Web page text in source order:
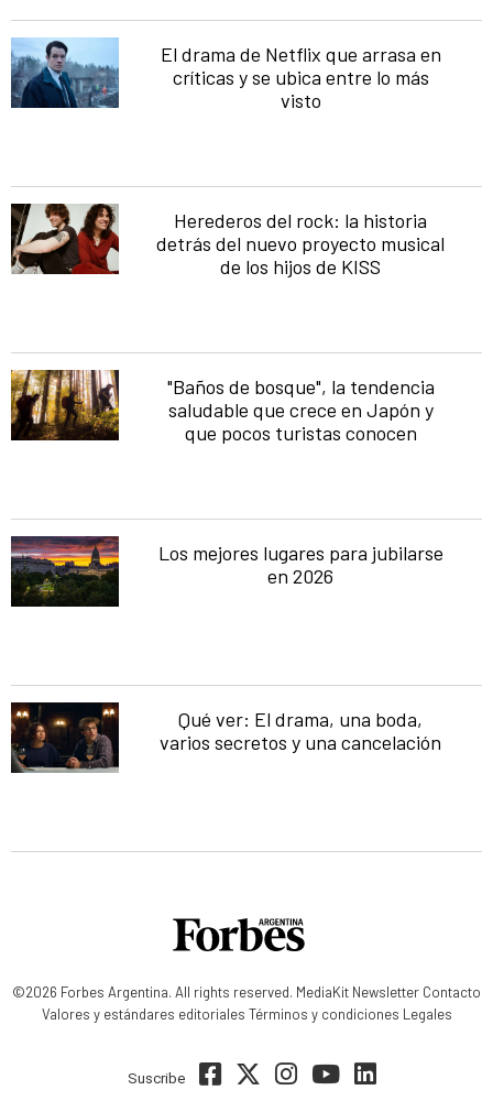
El drama de Netflix que arrasa en
críticas y se ubica entre lo más
visto
Herederos del rock: la historia
detrás del nuevo proyecto musical
de los hijos de KISS
"Baños de bosque", la tendencia
saludable que crece en Japón y
que pocos turistas conocen
Los mejores lugares para jubilarse
en 2026
Qué ver: El drama, una boda,
varios secretos y una cancelación
©2026 Forbes Argentina. All rights reserved. MediaKit Newsletter Contacto
Valores y estándares editoriales Términos y condiciones Legales
Suscribe